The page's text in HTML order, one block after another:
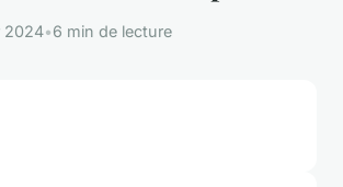
2024•6 min de lecture